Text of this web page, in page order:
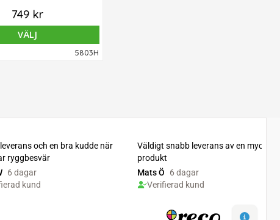
749 kr
VÄLJ
5803H